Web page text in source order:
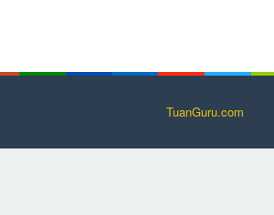
TuanGuru.com